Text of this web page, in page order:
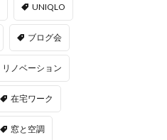
UNIQLO
ブログ会
リノベーション
在宅ワーク
窓と空調